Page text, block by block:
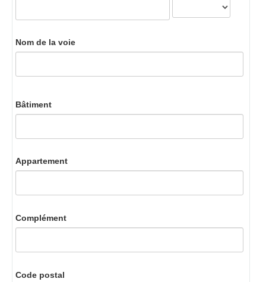
Nom de la voie
Bâtiment
Appartement
Complément
Code postal